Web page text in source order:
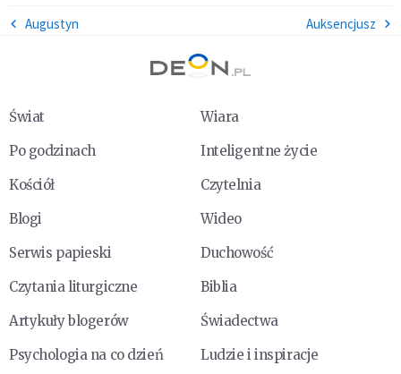
Augustyn Auksencjusz
Świat
Wiara
Po godzinach
Inteligentne życie
Kościół
Czytelnia
Blogi
Wideo
Serwis papieski
Duchowość
Czytania liturgiczne
Biblia
Artykuły blogerów
Świadectwa
Psychologia na co dzień
Ludzie i inspiracje